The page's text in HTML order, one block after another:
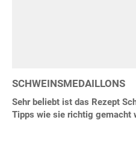
SCHWEINSMEDAILLONS
Sehr beliebt ist das Rezept
Tipps wie sie richtig gemacht